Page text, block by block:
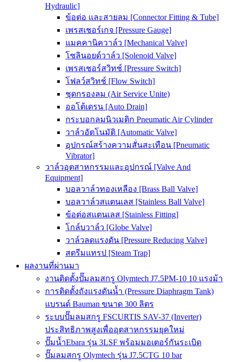
Hydraulic]
ข้อต่อ และสายลม [Connector Fitting & Tube]
เพรสเชอร์เกจ [Pressure Gauge]
แมคคานิควาล์ว [Mechanical Valve]
โซลินอยด์วาล์ว [Solenoid Valve]
เพรสเชอร์สวิทช์ [Pressure Switch]
โฟลว์สวิทช์ [Flow Switch]
ชุดกรองลม (Air Service Unite)
ออโต้เดรน [Auto Drain]
กระบอกลมนิวเมติก Pneumatic Air Cylinder
วาล์วอัตโนมัติ [Automatic Valve]
อุปกรณ์สร้างความสั่นสะเทือน [Pneumatic
Vibrator]
วาล์วอุตสาหกรรมและอุปกรณ์ [Valve And
Equipment]
บอลวาล์วทองเหลือง [Brass Ball Valve]
บอลวาล์วสแตนเลส [Stainless Ball Valve]
ข้อต่อสแตนเลส [Stainless Fitting]
โกล์บวาล์ว [Globe Valve]
วาล์วลดแรงดัน [Pressure Reducing Valve]
สตรีมแทรป [Steam Trap]
ผลงานที่ผ่านมา
งานติดตั้งปั๊มลมสกรู Olymtech J7.5PM-10 10 แรงม้า
การติดตั้งถังแรงดันน้ำ (Pressure Diaphragm Tank)
แบรนด์ Bauman ขนาด 300 ลิตร
ระบบปั๊มลมสกรู FSCURTIS SAV-37 (Inverter)
ประสิทธิภาพสูงเพื่ออุตสาหกรรมยุคใหม่
ปั๊มน้ำEbara รุ่น 3LSF พร้อมมอเตอร์กันระเบิด
ปั๊มลมสกรู Olymtech รุ่น J7.5CTG 10 bar